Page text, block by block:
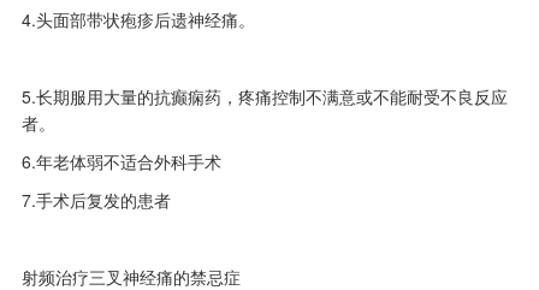
4.头面部带状疱疹后遗神经痛。
5.长期服用大量的抗癫痫药，疼痛控制不满意或不能耐受不良反应
者。
6.年老体弱不适合外科手术
7.手术后复发的患者
射频治疗三叉神经痛的禁忌症